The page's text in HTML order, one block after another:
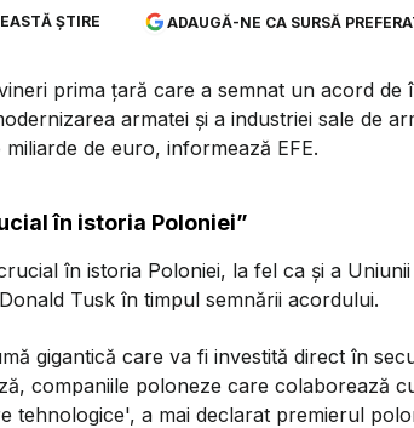
ȘTIRE ADAUGĂ-NE CA SURSĂ
prima țară care a semnat un acord de
armatei și a industriei sale de
de euro, informează EFE.
în istoria Poloniei”
în istoria Poloniei, la fel ca și a
Tusk în timpul semnării acordului.
gigantică care va fi investită direct în
companiile poloneze care colaborează
tehnologice', a mai declarat premierul